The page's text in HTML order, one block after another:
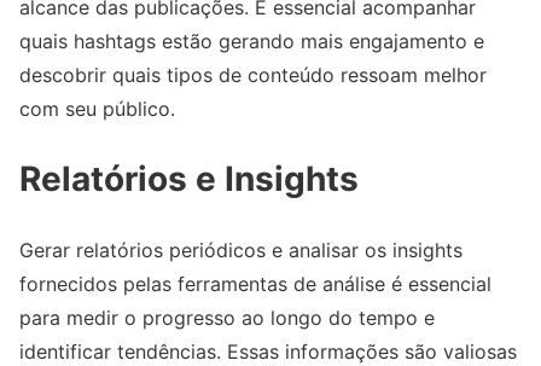
alcance das publicações. É essencial acompanhar
quais hashtags estão gerando mais engajamento e
descobrir quais tipos de conteúdo ressoam melhor
com seu público.
Relatórios e Insights
Gerar relatórios periódicos e analisar os insights
fornecidos pelas ferramentas de análise é essencial
para medir o progresso ao longo do tempo e
identificar tendências. Essas informações são valiosas